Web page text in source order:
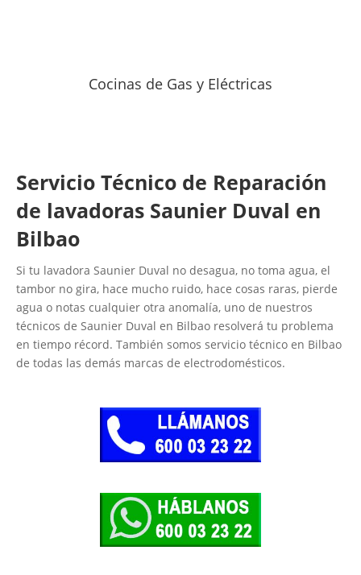
Cocinas de Gas y Eléctricas
Servicio Técnico de Reparación
de lavadoras Saunier Duval en
Bilbao
Si tu lavadora Saunier Duval no desagua, no toma agua, el
tambor no gira, hace mucho ruido, hace cosas raras, pierde
agua o notas cualquier otra anomalía, uno de nuestros
técnicos de Saunier Duval en Bilbao resolverá tu problema
en tiempo récord. También somos servicio técnico en Bilbao
de todas las demás marcas de electrodomésticos.